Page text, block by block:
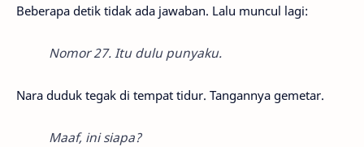
Beberapa detik tidak ada jawaban. Lalu muncul lagi:
Nomor 27. Itu dulu punyaku.
Nara duduk tegak di tempat tidur. Tangannya gemetar.
Maaf, ini siapa?